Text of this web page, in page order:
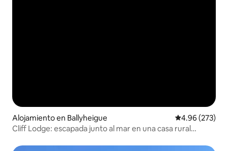
Alojamiento en Ballyheigue Calificación
4.96 (273)
Cliff Lodge: escapada junto al mar en una casa rural